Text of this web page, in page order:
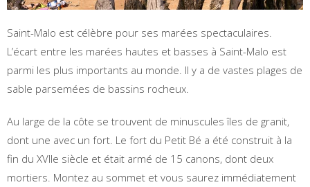
Saint-Malo est célèbre pour ses marées spectaculaires.
L’écart entre les marées hautes et basses à Saint-Malo est
parmi les plus importants au monde. Il y a de vastes plages de
sable parsemées de bassins rocheux.
Au large de la côte se trouvent de minuscules îles de granit,
dont une avec un fort. Le fort du Petit Bé a été construit à la
fin du XVIIe siècle et était armé de 15 canons, dont deux
mortiers. Montez au sommet et vous saurez immédiatement